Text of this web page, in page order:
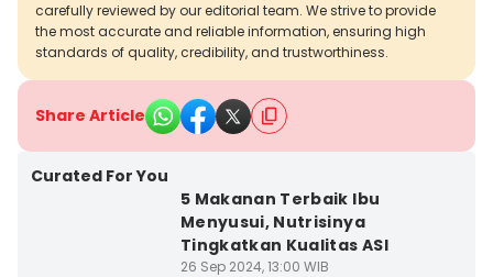
carefully reviewed by our editorial team. We strive to provide
the most accurate and reliable information, ensuring high
standards of quality, credibility, and trustworthiness.
Share Article
Curated For You
5 Makanan Terbaik Ibu
Menyusui, Nutrisinya
Tingkatkan Kualitas ASI
26 Sep 2024, 13:00 WIB